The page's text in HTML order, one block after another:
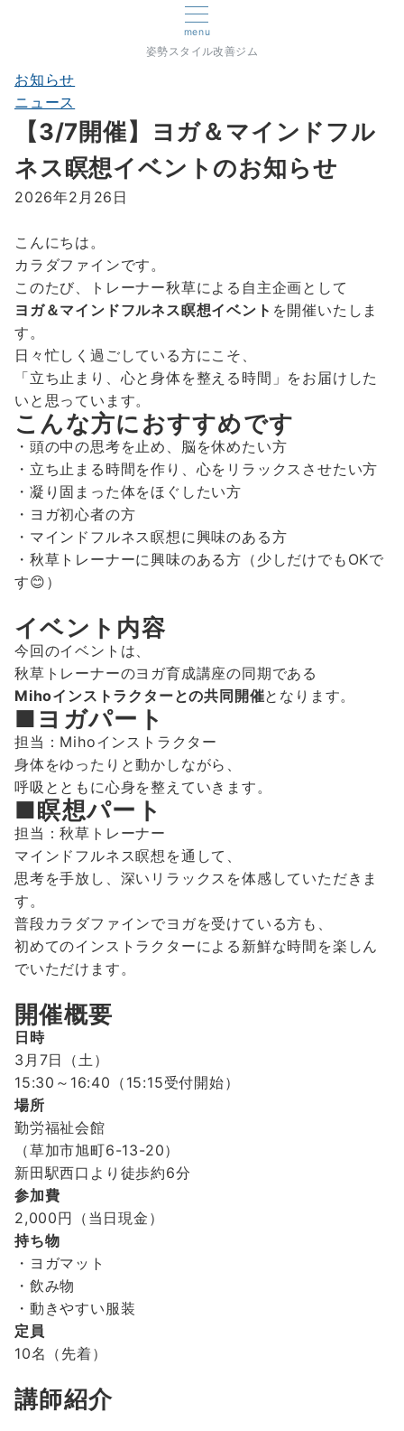
menu
姿勢スタイル改善ジム
お知らせ
ニュース
【3/7開催】ヨガ＆マインドフル
ネス瞑想イベントのお知らせ
2026年2月26日
こんにちは。
カラダファインです。
このたび、トレーナー秋草による自主企画として
ヨガ＆マインドフルネス瞑想イベント を開催いたしま
す。
日々忙しく過ごしている方にこそ、
「立ち止まり、心と身体を整える時間」をお届けした
いと思っています。
こんな方におすすめです
・頭の中の思考を止め、脳を休めたい方
・立ち止まる時間を作り、心をリラックスさせたい方
・凝り固まった体をほぐしたい方
・ヨガ初心者の方
・マインドフルネス瞑想に興味のある方
・秋草トレーナーに興味のある方（少しだけでもOKで
す😊）
イベント内容
今回のイベントは、
秋草トレーナーのヨガ育成講座の同期である
Mihoインストラクターとの共同開催となります。
■ヨガパート
担当：Mihoインストラクター
身体をゆったりと動かしながら、
呼吸とともに心身を整えていきます。
■瞑想パート
担当：秋草トレーナー
マインドフルネス瞑想を通して、
思考を手放し、深いリラックスを体感していただきま
す。
普段カラダファインでヨガを受けている方も、
初めてのインストラクターによる新鮮な時間を楽しん
でいただけます。
開催概要
日時
3月7日（土）
15:30～16:40（15:15受付開始）
場所
勤労福祉会館
（草加市旭町6-13-20）
新田駅西口より徒歩約6分
参加費
2,000円（当日現金）
持ち物
・ヨガマット
・飲み物
・動きやすい服装
定員
10名（先着）
講師紹介